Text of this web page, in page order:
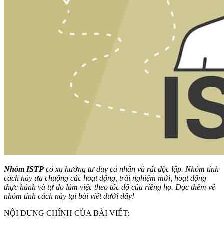
Nhóm ISTP có xu hướng tư duy cá nhân và rất độc lập. Nhóm tính
cách này ưa chuộng các hoạt động, trải nghiệm mới, hoạt động
thực hành và tự do làm việc theo tốc độ của riêng họ. Đọc thêm về
nhóm tính cách này tại bài viết dưới đây!
NỘI DUNG CHÍNH CỦA BÀI VIẾT: